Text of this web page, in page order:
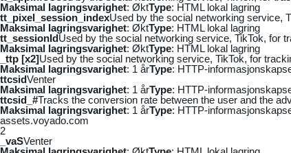
Maksimal lagringsvarighet: ØktType: HTML lokal lagring
tt_pixel_session_indexUsed by the social networking service,
Maksimal lagringsvarighet: ØktType: HTML lokal lagring
tt_sessionIdUsed by the social networking service, TikTok, for
Maksimal lagringsvarighet: ØktType: HTML lokal lagring
_ttp [x2]Used by the social networking service, TikTok, for
Maksimal lagringsvarighet: 1 årType: HTTP-
ttcsidVenter
Maksimal lagringsvarighet: 1 årType: HTTP-
ttcsid_#Tracks the conversion rate between the user and the
Maksimal lagringsvarighet: 1 årType: HTTP-
assets.voyado.com
2
_vaSVenter